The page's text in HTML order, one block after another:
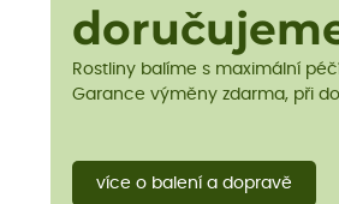
Rostliny balíme s maximální
Garance výměny zdarma, při
více o balení a dopravě